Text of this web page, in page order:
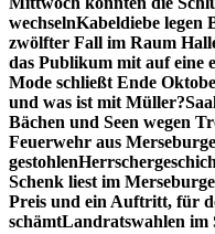
wechselnKabeldiebe legen
zwölfter Fall im Raum
das Publikum mit auf eine
Mode schließt Ende
und was ist mit Müller?
Bächen und Seen wegen
Feuerwehr aus
gestohlen
Schenk liest im
Preis und ein Auftritt, für
schämtLandratswahlen im